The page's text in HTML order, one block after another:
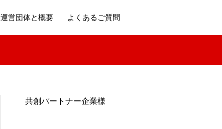
運営団体と概要 よくあるご質問
共創パートナー企業様